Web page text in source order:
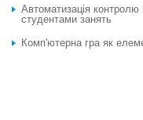
Автоматизацiя контролю
студентами занять
Комп'ютерна гра як